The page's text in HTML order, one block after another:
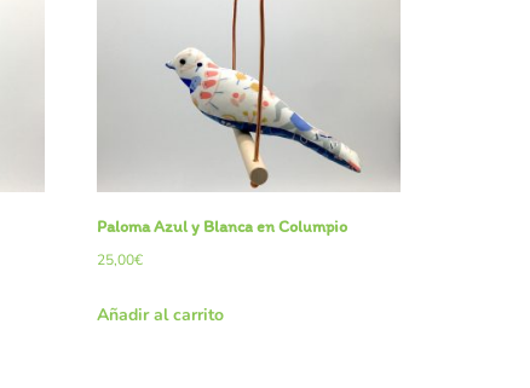
Paloma Azul y Blanca en Columpio
25,00€
Añadir al carrito